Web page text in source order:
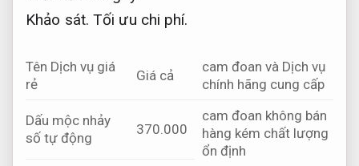
Khảo sát. Tối ưu chi phí.
Tên Dịch vụ giá
rẻ
Giá cả
cam đoan và Dịch vụ
chính hãng cung cấp
Dấu mộc nhảy
số tự động
370.000
cam đoan không bán
hàng kém chất lượng
ổn định